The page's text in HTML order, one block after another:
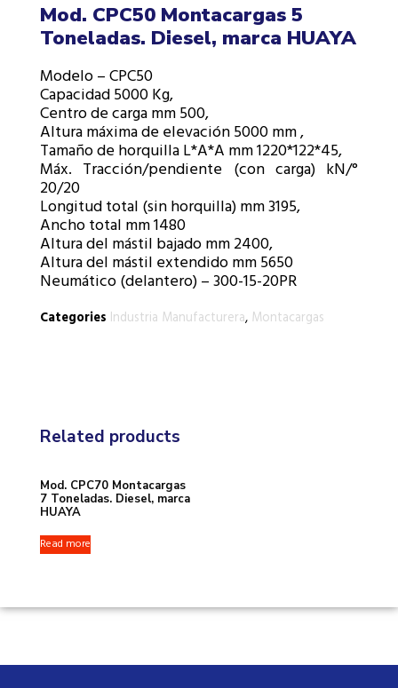
Mod. CPC50 Montacargas 5
Toneladas. Diesel, marca HUAYA
Modelo – CPC50
Capacidad 5000 Kg,
Centro de carga mm 500,
Altura máxima de elevación 5000 mm ,
Tamaño de horquilla L*A*A mm 1220*122*45,
Máx. Tracción/pendiente (con carga) kN/°
20/20
Longitud total (sin horquilla) mm 3195,
Ancho total mm 1480
Altura del mástil bajado mm 2400,
Altura del mástil extendido mm 5650
Neumático (delantero) – 300-15-20PR
Categories Industria Manufacturera, Montacargas
Related products
Mod. CPC70 Montacargas
7 Toneladas. Diesel, marca
HUAYA
Read more